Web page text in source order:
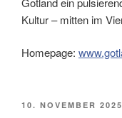
Kultur – mitten im
Homepage:
VERÖFFENTLICHT
10. NOVEMBER 2025